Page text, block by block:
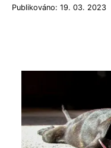
Publikováno: 19. 03. 2023